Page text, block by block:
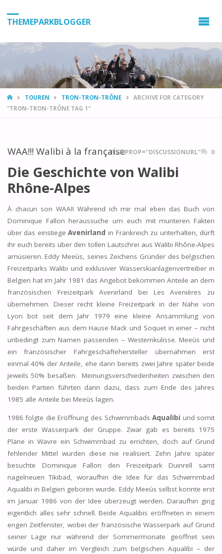
THEMEPARKBLOGGER
HOMETOUREN TRON-TRON-TRÔNE
ARCHIVE FOR CATEGORY
"TRON-TRON-TRÔNE TAG 1"
WAA!!! Walibi à la françaiseITEMPROP="DISCUSSIONURL" 0
Die Geschichte von Walibi
Rhône-Alpes
À chacun son WAA!! Während ich mir mal eben das Buch von
Dominique Fallon heraussuche um euch mit munteren Fakten
über das einstiegeAvenirland in Frankreich zu unterhalten, dürft
ihr euch bereits über den tollen Lautschrei aus Walibi Rhône-Alpes
amüsieren. Eddy Meeùs, seines Zeichens Gründer des belgischen
Freizeitparks Walibi und exklusiver Wasserskianlagenvertreiber in
Belgien hat im Jahr 1981 das Angebot bekommen Anteile an dem
französischen Freizeitpark Avenirland bei Les Avenières zu
übernehmen. Dieser recht kleine Freizeitpark in der Nähe von
Lyon bot seit dem Jahr 1979 eine kleine Ansammlung von
Fahrgeschäften aus dem Hause Mack und Soquet in einer – nicht
unbedingt zum Namen passenden – Westernkulisse. Meeùs und
ein französischer Fahrgeschäftehersteller übernahmen erst
einmal 40% der Anteile, ehe dann bereits zwei Jahre später beide
jeweils 50% besaßen. Meinungsverschiedenheiten zwischen den
beiden Partien führten dann dazu, dass zum Ende des Jahres
1985 alle Anteile bei Meeùs lagen.
1986 folgte die Eröffnung des SchwimmbadsAqualibi und somit
der erste Wasserpark der Gruppe. Zwar gab es bereits 1975
Pläne in Wavre ein Schwimmbad zu errichten, doch auf Grund
fehlender Mittel wurden diese nie realisiert. Zehn Jahre später
besuchte Dominique Fallon den Freizeitpark Duinrell samt
nagelneuen Tikibad, woraufhin die Idee für das Schwimmbad
Aqualibi in Belgien geboren wurde. Eddy Meeùs selbst konnte erst
im Januar 1986 von der Idee überzeugt werden. Daraufhin ging
eigentlich alles sehr schnell. Beide Aqualibis eröffneten in einem
engen Zeitfenster, wobei der französische Wasserpark auf Grund
seiner Lage nur während der Sommermonate geöffnet sein
würde und daher im Vergleich zum belgischen Aqualibi – der